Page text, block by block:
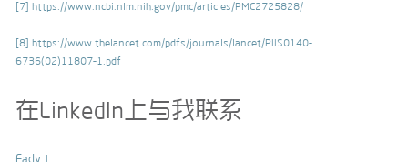
[7] https://www.ncbi.nlm.nih.gov/pmc/articles/PMC2725828/
[8] https://www.thelancet.com/pdfs/journals/lancet/PIIS0140-
6736(02)11807-1.pdf
在LinkedIn上与我联系
Fady J.